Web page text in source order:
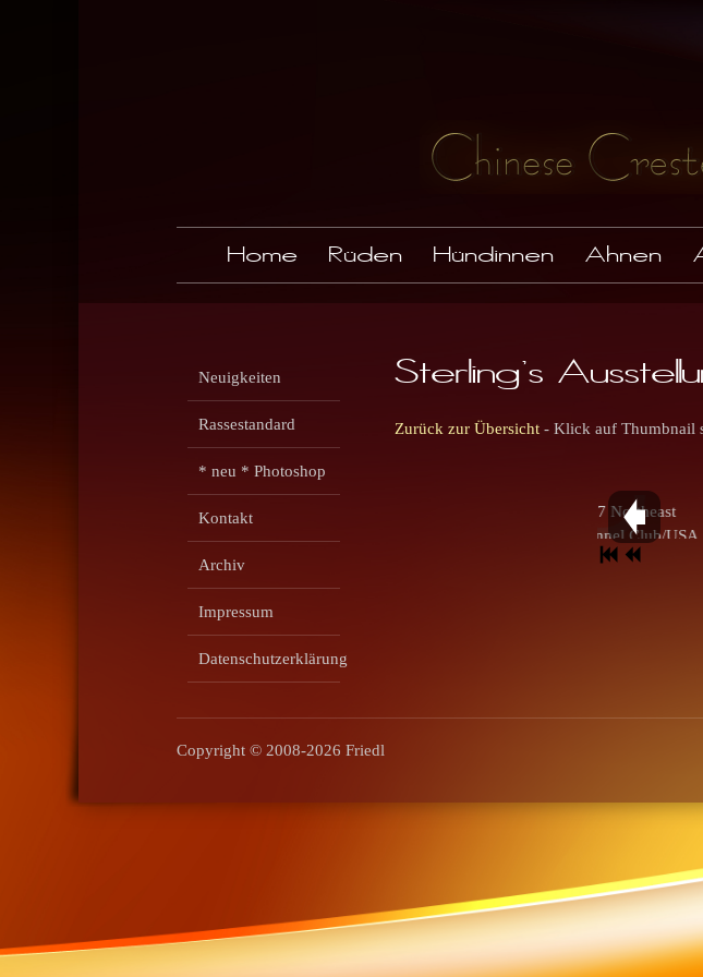
Home Rüden Hündinnen Ahnen
Neuigkeiten
Rassestandard
* neu * Photoshop
Kontakt
Archiv
Impressum
Datenschutzerklärung
Sterling's
Zurück zur Übersicht - Klick auf Thumbnail
13.04.2007 Northeast
Oklahoma Kennel Club/USA.
Copyright © 2008-2026 Friedl